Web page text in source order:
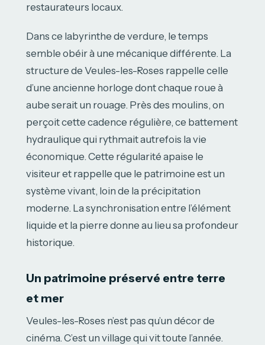
restaurateurs locaux.
Dans ce labyrinthe de verdure, le temps
semble obéir à une mécanique différente. La
structure de Veules-les-Roses rappelle celle
d’une ancienne horloge dont chaque roue à
aube serait un rouage. Près des moulins, on
perçoit cette cadence régulière, ce battement
hydraulique qui rythmait autrefois la vie
économique. Cette régularité apaise le
visiteur et rappelle que le patrimoine est un
système vivant, loin de la précipitation
moderne. La synchronisation entre l’élément
liquide et la pierre donne au lieu sa profondeur
historique.
Un patrimoine préservé entre terre
et mer
Veules-les-Roses n’est pas qu’un décor de
cinéma. C’est un village qui vit toute l’année.